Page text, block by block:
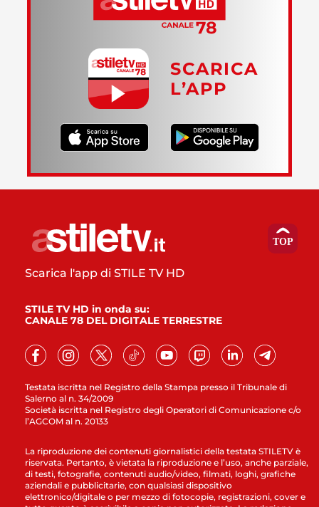
SCARICA
L’APP
Testata iscritta nel Registro della Stampa presso il Tribunale di
Salerno al n. 34/2009
Società iscritta nel Registro degli Operatori di Comunicazione c/o
l’AGCOM al n. 20133
Scarica l'app di STILE TV HD
STILE TV HD in onda su:
CANALE 78 DEL DIGITALE TERRESTRE
La riproduzione dei contenuti giornalistici della testata STILETV è
riservata. Pertanto, è vietata la riproduzione e l’uso, anche parziale,
di testi, fotografie, contenuti audio/video, filmati, loghi, grafiche
aziendali e pubblicitarie, con qualsiasi dispositivo
elettronico/digitale o per mezzo di fotocopie, registrazioni, cover e